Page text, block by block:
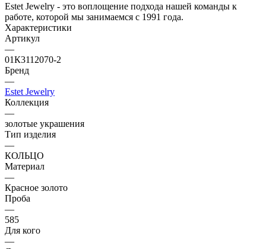
Estet Jewelry - это воплощение подхода нашей команды к
работе, которой мы занимаемся с 1991 года.
Характеристики
Артикул
—
01К3112070-2
Бренд
—
Estet Jewelry
Коллекция
—
золотые украшения
Тип изделия
—
КОЛЬЦО
Материал
—
Красное золото
Проба
—
585
Для кого
—